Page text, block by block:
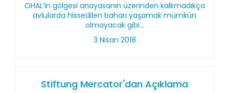
OHAL’in gölgesi anayasanın üzerinden kalkmadıkça
avlularda hissedilen baharı yaşamak mümkün
olmayacak gibi...
3 Nisan 2018
Stiftung Mercator'dan Açıklama